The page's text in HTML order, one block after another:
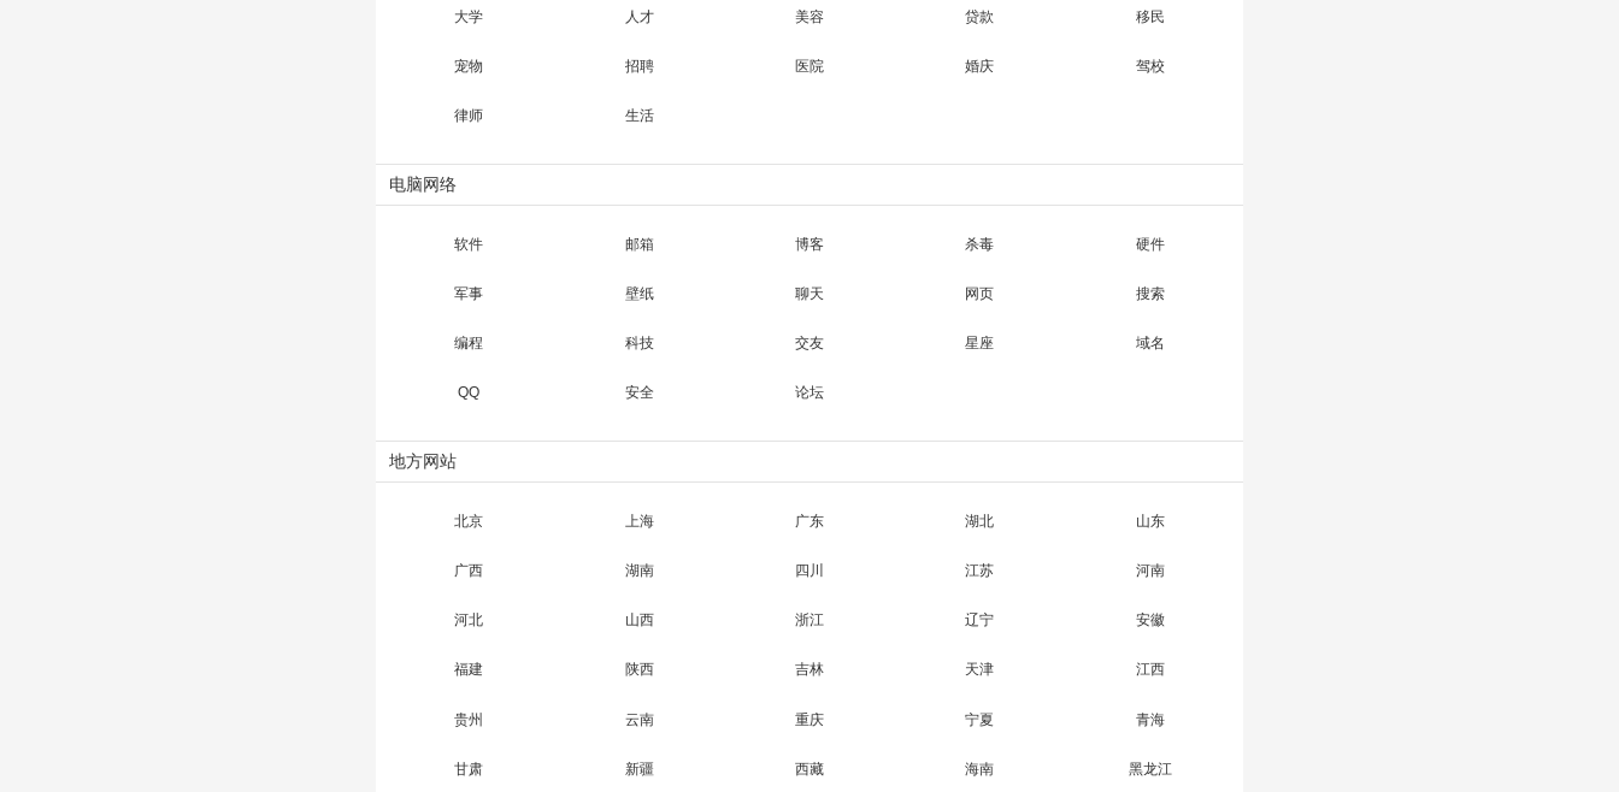
大学 人才 美容 贷款 移民
宠物 招聘 医院 婚庆 驾校
律师 生活
电脑网络
软件 邮箱 博客 杀毒 硬件
军事 壁纸 聊天 网页 搜索
编程 科技 交友 星座 域名
QQ 安全 论坛
地方网站
北京 上海 广东 湖北 山东
广西 湖南 四川 江苏 河南
河北 山西 浙江 辽宁 安徽
福建 陕西 吉林 天津 江西
贵州 云南 重庆 宁夏 青海
甘肃 新疆 西藏 海南 黑龙江